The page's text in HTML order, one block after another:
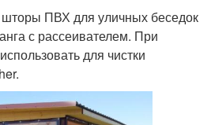
ПВХ для уличных беседок
с рассеивателем. При
для чистки